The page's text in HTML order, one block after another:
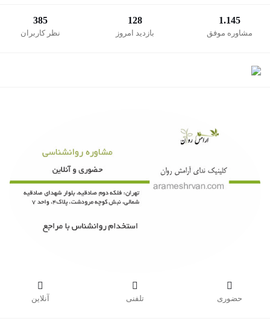
1.145
مشاوره موفق
128
بازدید امروز
385
نظر کاربران

حضوری

تلفنی

آنلاین